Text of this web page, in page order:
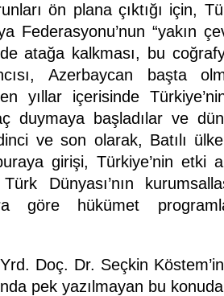
ön plana çıktığı için,
Federasyonu’nun “yakın
atağa kalkması, bu
Azerbaycan başta
yıllar içerisinde
duymaya başladılar ve
ve son olarak, Batılı
girişi, Türkiye’nin etki
Dünyası’nın
göre hükümet
Doç. Dr. Seçkin
pek yazılmayan bu